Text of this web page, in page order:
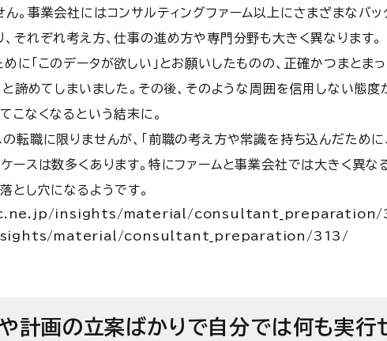
。 事業会社にはコンサルティングファーム以上にさまざまなバッ
それぞれ考え方、仕事の進め方や専門分野も大きく異なります。
に「このデータが欲しい」とお願いしたものの、正確かつまとま
諦めてしまいました。 その後、そのような周囲を信用しない態度
こなくなるという結末に。
転職に限りませんが、「前職の考え方や常識を持ち込んだために
ースは数多くあります。 特にファームと事業会社では大きく異な
とし穴になるようです。
insights/material/consultant_preparation/
material/consultant_preparation/313/
計画の立案ばかりで自分では何も実行